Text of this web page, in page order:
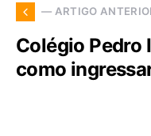
— ARTIGO
Colégio Pedro
como